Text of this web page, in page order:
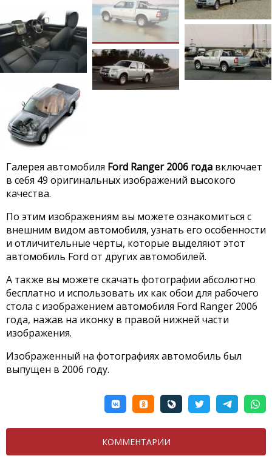
Галерея автомобиля Ford Ranger 2006 года включает
в себя 49 оригинальных изображений высокого
качества.
По этим изображениям вы можете ознакомиться с
внешним видом автомобиля, узнать его особенности
и отличительные черты, которые выделяют этот
автомобиль Ford от других автомобилей.
А также вы можете скачать фотографии абсолютно
бесплатно и использовать их как обои для рабочего
стола с изображением автомобиля Ford Ranger 2006
года, нажав на иконку в правой нижней части
изображения.
Изображенный на фотографиях автомобиль был
выпущен в 2006 году.
КОММЕНТАРИИ